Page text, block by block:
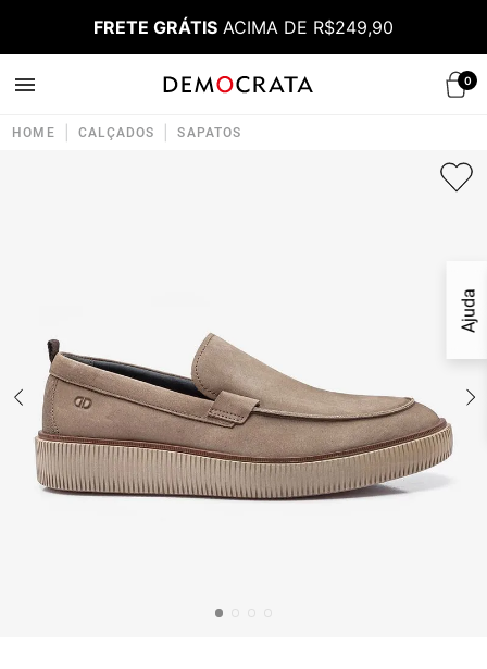
FRETE GRÁTIS ACIMA DE R$249,90
0
Ajuda
HOME CALÇADOS SAPATOS